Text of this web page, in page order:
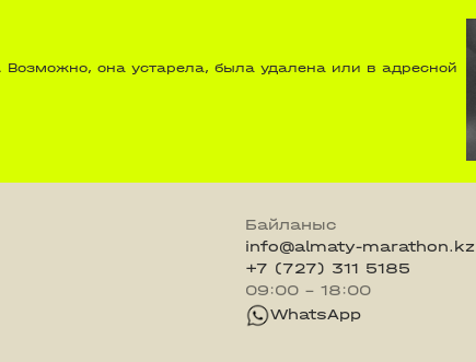
она устарела, была удалена или в адресной
Байланыс
info@almaty-marathon.kz
+7 (727) 311 5185
09:00 - 18:00
WhatsApp